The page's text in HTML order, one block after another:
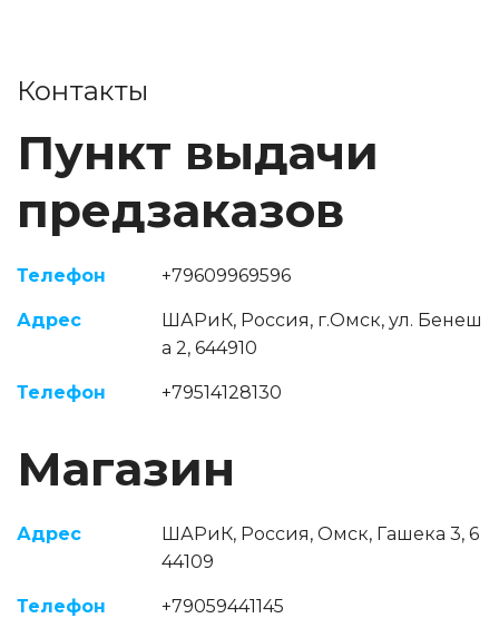
Контакты
Пункт выдачи
предзаказов
Телефон +79609969596
Адрес ШАРиК, Россия, г.Омск, ул. Бенеш
а 2, 644910
Телефон +79514128130
Магазин
Адрес ШАРиК, Россия, Омск, Гашека 3, 6
44109
Телефон +79059441145